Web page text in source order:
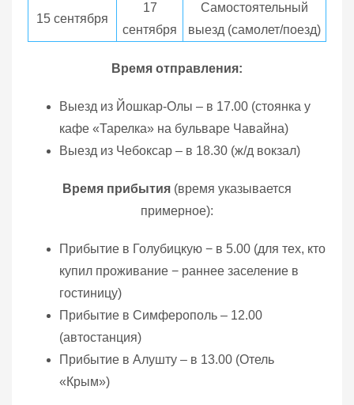
15 сентября
17
сентября
Самостоятельный
выезд (самолет/поезд)
Время отправления:
Выезд из Йошкар-Олы – в 17.00 (стоянка у
кафе «Тарелка» на бульваре Чавайна)
Выезд из Чебоксар – в 18.30 (ж/д вокзал)
Время прибытия (время указывается
примерное):
Прибытие в Голубицкую − в 5.00 (для тех, кто
купил проживание − раннее заселение в
гостиницу)
Прибытие в Симферополь – 12.00
(автостанция)
Прибытие в Алушту – в 13.00 (Отель
«Крым»)